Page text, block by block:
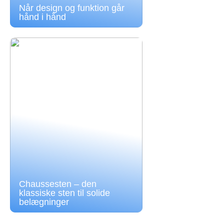
Når design og funktion går
hånd i hånd
Chaussesten – den
klassiske sten til solide
belægninger